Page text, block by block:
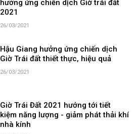
hưởng ứng chiến dịch Giờ trái đất
2021
26/03/2021
Hậu Giang hưởng ứng chiến dịch
Giờ Trái đất thiết thực, hiệu quả
26/03/2021
Giờ Trái Đất 2021 hướng tới tiết
kiệm năng lượng - giảm phát thải khí
nhà kính